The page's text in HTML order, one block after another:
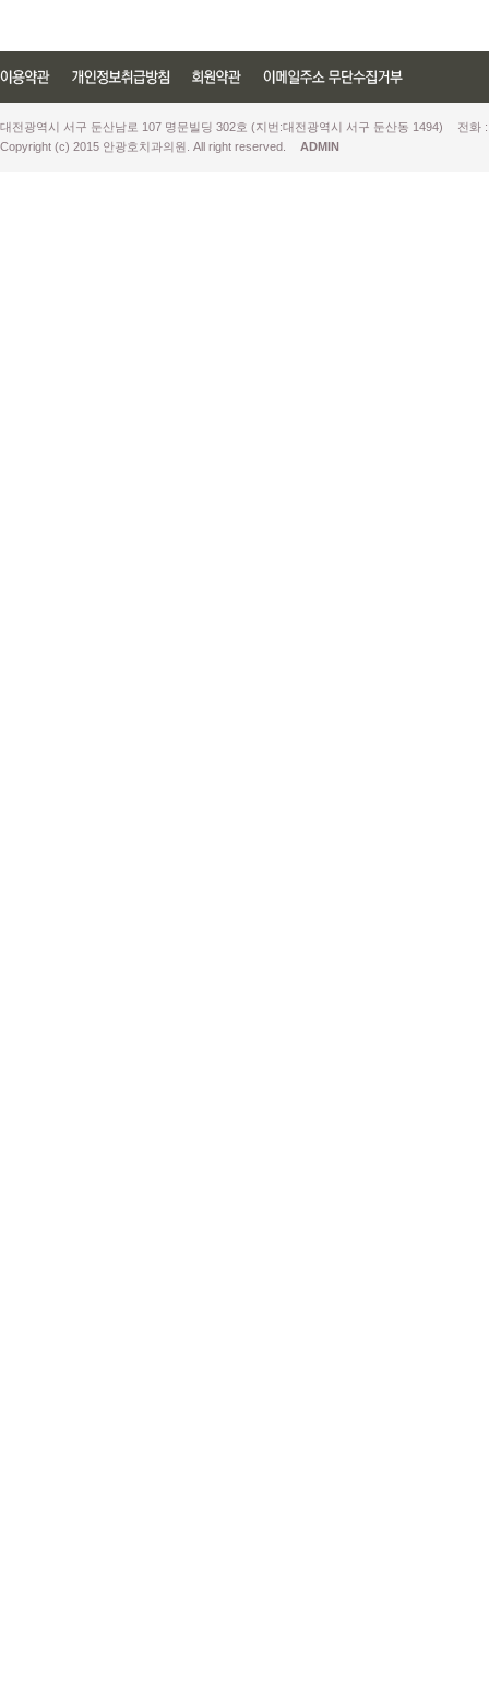
대전광역시 서구 둔산남로 107 명문빌딩 302호 (지번:대전광역시 서구 둔산동 1494)
전화
Copyright (c) 2015 안광호치과의원. All right reserved.
ADMIN